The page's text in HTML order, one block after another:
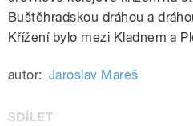
Buštěhradskou dráhou a
Křížení bylo mezi Kladnem a
autor: Jaroslav Mareš